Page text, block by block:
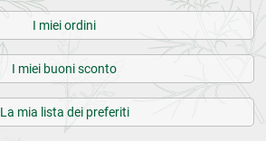
I miei ordini
I miei buoni sconto
La mia lista dei preferiti